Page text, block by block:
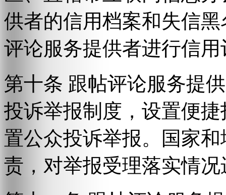
供者的信用档案和失信
评论服务提供者进行信用
第十条 跟帖评论服务提
投诉举报制度，设置便
置公众投诉举报。国家
责，对举报受理落实情